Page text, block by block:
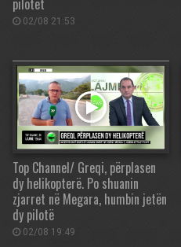
pilotët
02/08 21:53
Top Channel/ Greqi, përplasen
dy helikopterë. Po shuanin
zjarret në Megara, humbin jetën
dy pilotë
02/08 19:49